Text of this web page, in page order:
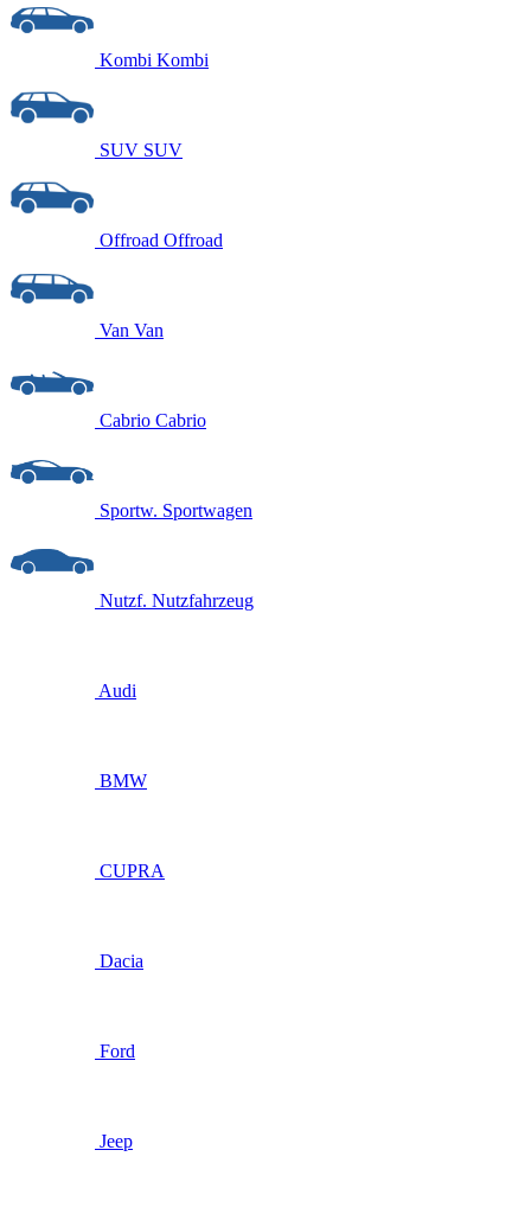
Kombi Kombi
SUV SUV
Offroad Offroad
Van Van
Cabrio Cabrio
Sportw. Sportwagen
Nutzf. Nutzfahrzeug
Audi
BMW
CUPRA
Dacia
Ford
Jeep